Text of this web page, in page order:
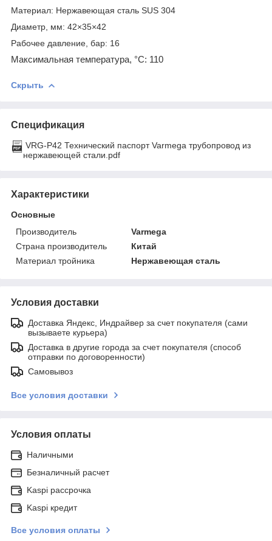
Материал: Нержавеющая сталь SUS 304
Диаметр, мм: 42×35×42
Рабочее давление, бар: 16
Максимальная температура, °С: 110
Скрыть
Спецификация
VRG-P42 Технический паспорт Varmega трубопровод из
нержавеющей стали.pdf
Характеристики
Основные
Производитель
Varmega
Страна производитель
Китай
Материал тройника
Нержавеющая сталь
Условия доставки
Доставка Яндекс, Индрайвер за счет покупателя (сами
вызываете курьера)
Доставка в другие города за счет покупателя (способ
отправки по договоренности)
Самовывоз
Все условия доставки
Условия оплаты
Наличными
Безналичный расчет
Kaspi рассрочка
Kaspi кредит
Все условия оплаты